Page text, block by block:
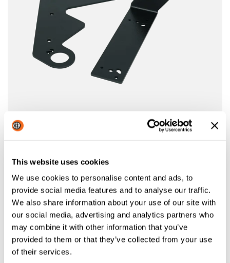
This website uses cookies
We use cookies to personalise content and ads, to
provide social media features and to analyse our traffic.
We also share information about your use of our site with
our social media, advertising and analytics partners who
may combine it with other information that you’ve
provided to them or that they’ve collected from your use
of their services.